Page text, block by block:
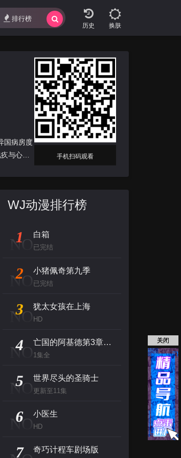
换肤
排行榜
国病房度
与心
手机扫码观看
WJ动漫排行榜
NO
1 白箱
已完结
NO
2 小猪佩奇第九季
已完结
NO
3 犹太女孩在上海
HD
NO
4 亡国的阿基德第3章：辉芒陨落
1集全
NO
5 世界尽头的圣骑士
更新至11集
NO
6 小医生
HD
7 奇巧计程车剧场版
关闭